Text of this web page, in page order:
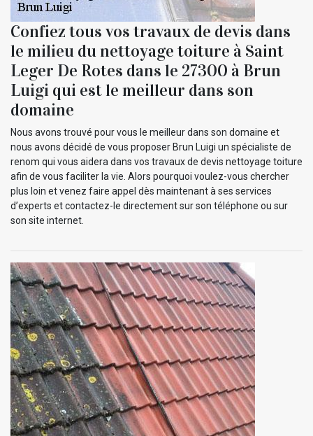
Confiez tous vos travaux de devis dans
le milieu du nettoyage toiture à Saint
Leger De Rotes dans le 27300 à Brun
Luigi qui est le meilleur dans son
domaine
Nous avons trouvé pour vous le meilleur dans son domaine et
nous avons décidé de vous proposer Brun Luigi un spécialiste de
renom qui vous aidera dans vos travaux de devis nettoyage toiture
afin de vous faciliter la vie. Alors pourquoi voulez-vous chercher
plus loin et venez faire appel dès maintenant à ses services
d’experts et contactez-le directement sur son téléphone ou sur
son site internet.